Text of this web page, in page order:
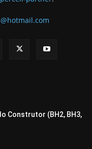
Construtor (BH2, BH3,